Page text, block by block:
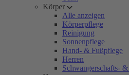
Körper
Alle anzeigen
Körperpflege
Reinigung
Sonnenpflege
Hand- & Fußpflege
Herren
Schwangerschafts-